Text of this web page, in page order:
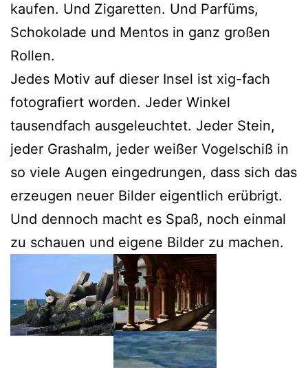
kaufen. Und Zigaretten. Und Parfüms,
Schokolade und Mentos in ganz großen
Rollen.
Jedes Motiv auf dieser Insel ist xig-fach
fotografiert worden. Jeder Winkel
tausendfach ausgeleuchtet. Jeder Stein,
jeder Grashalm, jeder weißer Vogelschiß in
so viele Augen eingedrungen, dass sich das
erzeugen neuer Bilder eigentlich erübrigt.
Und dennoch macht es Spaß, noch einmal
zu schauen und eigene Bilder zu machen.